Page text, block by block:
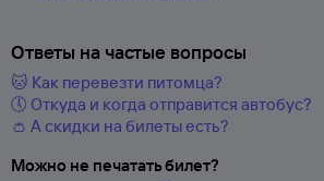
Ответы на частые вопросы
🐱 Как перевезти питомца?
🕔 Откуда и когда отправится автобус?
👛 А скидки на билеты есть?
Можно не печатать билет?